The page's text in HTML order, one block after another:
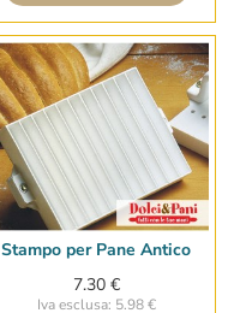
Stampo per Pane Antico
7.30 €
Iva esclusa: 5.98 €